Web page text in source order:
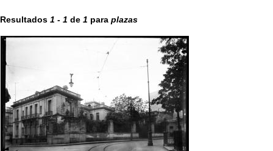
Resultados 1 - 1 de 1 para plazas